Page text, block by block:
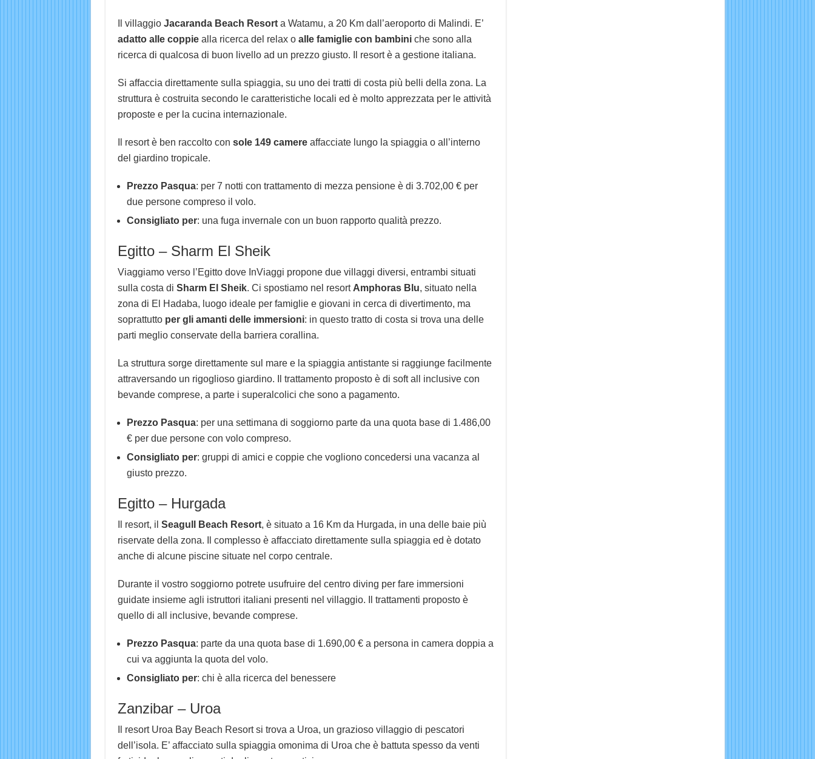
Il villaggio Jacaranda Beach Resorta Watamu, a 20 Km dall’aeroporto di Malindi. E’
adatto alle coppie alla ricerca del relax o alle famiglie con bambiniche sono alla
ricerca di qualcosa di buon livello ad un prezzo giusto. Il resort è a gestione italiana.
Si affaccia direttamente sulla spiaggia, su uno dei tratti di costa più belli della zona. La
struttura è costruita secondo le caratteristiche locali ed è molto apprezzata per le attività
proposte e per la cucina internazionale.
Il resort è ben raccolto con sole 149 camereaffacciate lungo la spiaggia o all’interno
del giardino tropicale.
Prezzo Pasqua: per 7 notti con trattamento di mezza pensione è di 3.702,00 € per
due persone compreso il volo.
Consigliato per: una fuga invernale con un buon rapporto qualità prezzo.
Egitto – Sharm El Sheik
Viaggiamo verso l’Egitto dove InViaggi propone due villaggi diversi, entrambi situati
sulla costa di Sharm El Sheik. Ci spostiamo nel resort Amphoras Blu, situato nella
zona di El Hadaba, luogo ideale per famiglie e giovani in cerca di divertimento, ma
soprattutto per gli amanti delle immersioni: in questo tratto di costa si trova una delle
parti meglio conservate della barriera corallina.
La struttura sorge direttamente sul mare e la spiaggia antistante si raggiunge facilmente
attraversando un rigoglioso giardino. Il trattamento proposto è di soft all inclusive con
bevande comprese, a parte i superalcolici che sono a pagamento.
Prezzo Pasqua: per una settimana di soggiorno parte da una quota base di 1.486,00
€ per due persone con volo compreso.
Consigliato per: gruppi di amici e coppie che vogliono concedersi una vacanza al
giusto prezzo.
Egitto – Hurgada
Il resort, il Seagull Beach Resort, è situato a 16 Km da Hurgada, in una delle baie più
riservate della zona. Il complesso è affacciato direttamente sulla spiaggia ed è dotato
anche di alcune piscine situate nel corpo centrale.
Durante il vostro soggiorno potrete usufruire del centro diving per fare immersioni
guidate insieme agli istruttori italiani presenti nel villaggio. Il trattamenti proposto è
quello di all inclusive, bevande comprese.
Prezzo Pasqua: parte da una quota base di 1.690,00 € a persona in camera doppia a
cui va aggiunta la quota del volo.
Consigliato per: chi è alla ricerca del benessere
Zanzibar – Uroa
Il resort Uroa Bay Beach Resort si trova a Uroa, un grazioso villaggio di pescatori
dell’isola. E’ affacciato sulla spiaggia omonima di Uroa che è battuta spesso da venti